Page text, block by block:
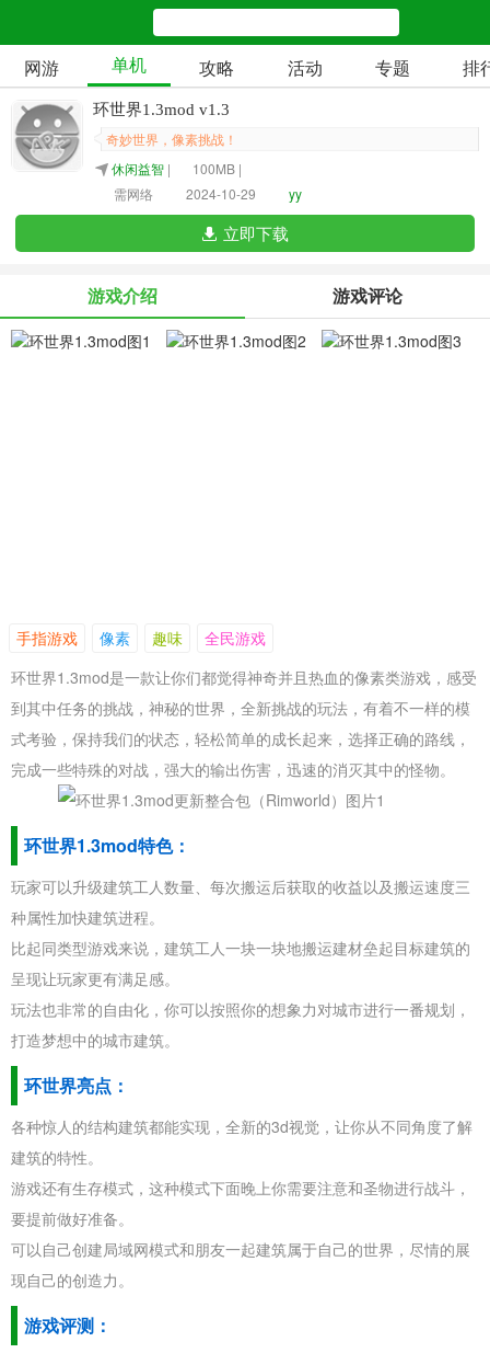
网游 单机 攻略 活动 专题 排
环世界1.3mod v1.3
奇妙世界，像素挑战！
休闲益智 |
100MB |
需网络
2024-10-29 yy
立即下载
游戏介绍 游戏评论
手指游戏 像素 趣味
全民游戏
环世界1.3mod是一款让你们都觉得神奇并且热血的像素类游戏，感受
到其中任务的挑战，神秘的世界，全新挑战的玩法，有着不一样的模
式考验，保持我们的状态，轻松简单的成长起来，选择正确的路线，
完成一些特殊的对战，强大的输出伤害，迅速的消灭其中的怪物。
环世界1.3mod特色：
玩家可以升级建筑工人数量、每次搬运后获取的收益以及搬运速度三
种属性加快建筑进程。
比起同类型游戏来说，建筑工人一块一块地搬运建材垒起目标建筑的
呈现让玩家更有满足感。
玩法也非常的自由化，你可以按照你的想象力对城市进行一番规划，
打造梦想中的城市建筑。
环世界亮点：
各种惊人的结构建筑都能实现，全新的3d视觉，让你从不同角度了解
建筑的特性。
游戏还有生存模式，这种模式下面晚上你需要注意和圣物进行战斗，
要提前做好准备。
可以自己创建局域网模式和朋友一起建筑属于自己的世界，尽情的展
现自己的创造力。
游戏评测：